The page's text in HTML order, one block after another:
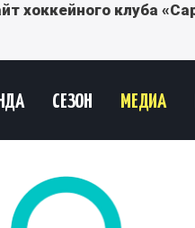
хоккейного клуба
СЕЗОН МЕДИА